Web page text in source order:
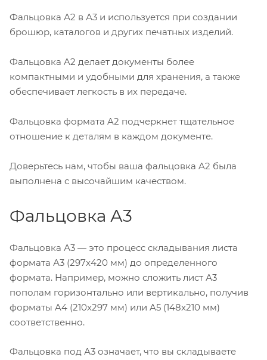
Фальцовка А2 в А3 и используется при создании
брошюр, каталогов и других печатных изделий.
Фальцовка A2 делает документы более
компактными и удобными для хранения, а также
обеспечивает легкость в их передаче.
Фальцовка формата A2 подчеркнет тщательное
отношение к деталям в каждом документе.
Доверьтесь нам, чтобы ваша фальцовка A2 была
выполнена с высочайшим качеством.
Фальцовка А3
Фальцовка А3 — это процесс складывания листа
формата А3 (297x420 мм) до определенного
формата. Например, можно сложить лист А3
пополам горизонтально или вертикально, получив
форматы A4 (210x297 мм) или A5 (148x210 мм)
соответственно.
Фальцовка под А3 означает, что вы складываете